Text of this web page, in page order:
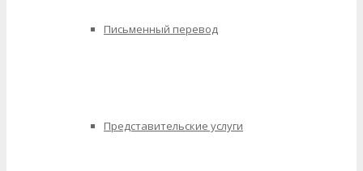
Письменный перевод
Представительские услуги